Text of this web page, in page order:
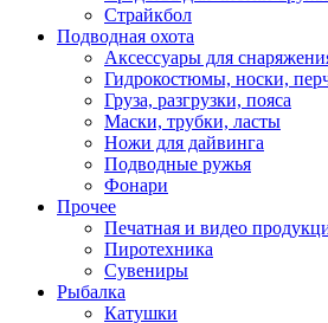
Страйкбол
Подводная охота
Аксессуары для
Гидрокостюмы, носки,
Груза, разгрузки, пояса
Маски, трубки, ласты
Ножи для дайвинга
Подводные ружья
Фонари
Прочее
Печатная и видео
Пиротехника
Сувениры
Рыбалка
Катушки